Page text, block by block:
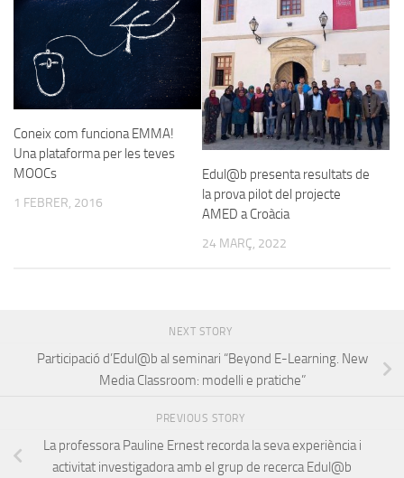
Coneix com funciona EMMA!
Una plataforma per les teves
MOOCs
1 FEBRER, 2016
Edul@b presenta resultats de
la prova pilot del projecte
AMED a Croàcia
24 MARÇ, 2022
NEXT STORY
Participació d’Edul@b al seminari “Beyond E-Learning. New
Media Classroom: modelli e pratiche”
PREVIOUS STORY
La professora Pauline Ernest recorda la seva experiència i
activitat investigadora amb el grup de recerca Edul@b